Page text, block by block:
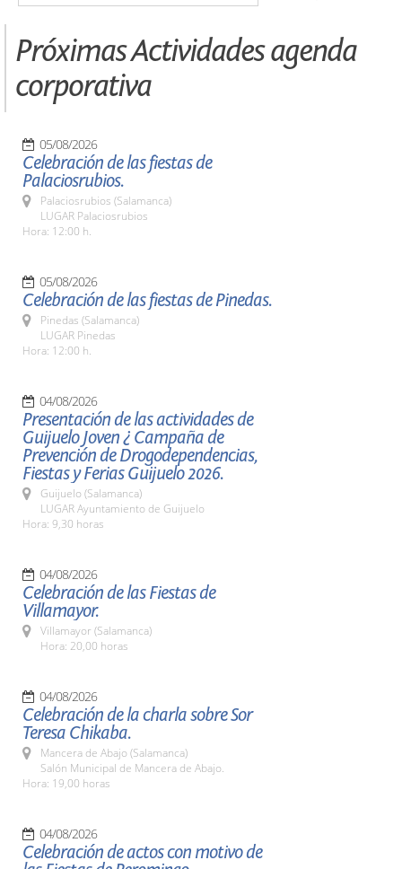
Próximas Actividades agenda
corporativa
05/08/2026
Celebración de las fiestas de
Palaciosrubios.
Palaciosrubios (Salamanca)
LUGAR Palaciosrubios
Hora: 12:00 h.
05/08/2026
Celebración de las fiestas de Pinedas.
Pinedas (Salamanca)
LUGAR Pinedas
Hora: 12:00 h.
04/08/2026
Presentación de las actividades de
Guijuelo Joven ¿ Campaña de
Prevención de Drogodependencias,
Fiestas y Ferias Guijuelo 2026.
Guijuelo (Salamanca)
LUGAR Ayuntamiento de Guijuelo
Hora: 9,30 horas
04/08/2026
Celebración de las Fiestas de
Villamayor.
Villamayor (Salamanca)
Hora: 20,00 horas
04/08/2026
Celebración de la charla sobre Sor
Teresa Chikaba.
Mancera de Abajo (Salamanca)
Salón Municipal de Mancera de Abajo.
Hora: 19,00 horas
04/08/2026
Celebración de actos con motivo de